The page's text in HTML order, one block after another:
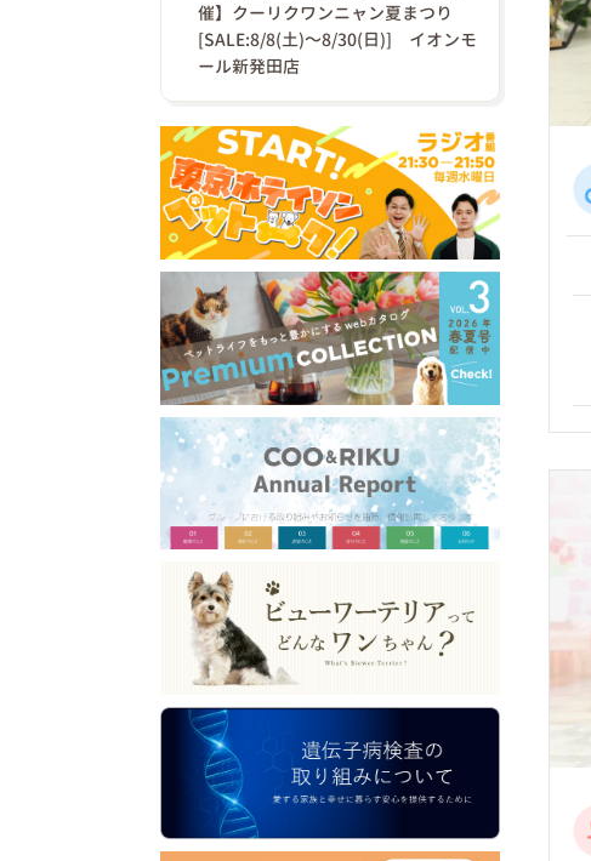
催】クーリクワンニャン夏まつり
[SALE:8/8(土)～8/30(日)] イオンモ
ール新発田店